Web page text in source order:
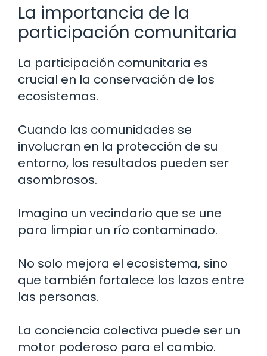
La importancia de la
participación comunitaria
La participación comunitaria es
crucial en la conservación de los
ecosistemas.
Cuando las comunidades se
involucran en la protección de su
entorno, los resultados pueden ser
asombrosos.
Imagina un vecindario que se une
para limpiar un río contaminado.
No solo mejora el ecosistema, sino
que también fortalece los lazos entre
las personas.
La conciencia colectiva puede ser un
motor poderoso para el cambio.